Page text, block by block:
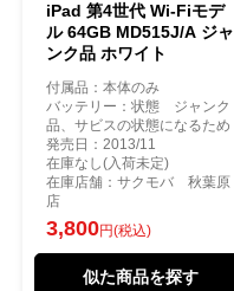
iPad 第4世代 Wi-Fiモデ
ル 64GB MD515J/A ジャ
ンク品 ホワイト
付属品：本体のみ
バッテリー：状態 ジャンク
品、サビスの状態になるため
発売日：2013/11
在庫なし(入荷未定)
在庫店舗：サクモバ 秋葉原
店
3,800円(税込)
似た商品を探す